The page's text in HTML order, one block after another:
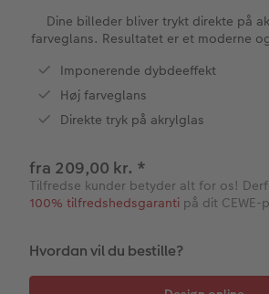
Mindelomme
Tilbehør
Billede på træ
Fotoplakat med
hexxas
Fotopanel
Art prints
Mobilcovers
Inspiration
Postkort
Bordkort
Direkte forsendelse
Inspiration til bryllup
Dine billeder bliver trykt direkte på
farveglans. Resultatet er et moderne
Imponerende dybdeeffekt
Høj farveglans
Direkte tryk på akrylglas
fra 209,00 kr. *
Tilfredse kunder betyder alt for os!
100% tilfredshedsgaranti på dit CEWE-
Hvordan vil du bestille?